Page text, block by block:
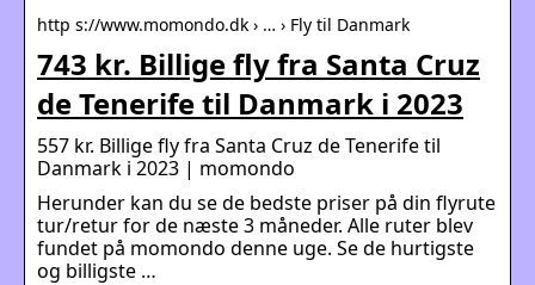
http s://www.momondo.dk › … › Fly til Danmark
743 kr. Billige fly fra Santa Cruz
de Tenerife til Danmark i 2023
557 kr. Billige fly fra Santa Cruz de Tenerife til
Danmark i 2023 | momondo
Herunder kan du se de bedste priser på din flyrute
tur/retur for de næste 3 måneder. Alle ruter blev
fundet på momondo denne uge. Se de hurtigste
og billigste …